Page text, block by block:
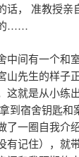
话， 准教授亲
……
中间有一个和
山先生的样子
这就是从小练
宿舍钥匙和
了一圈自我介
有记住），就